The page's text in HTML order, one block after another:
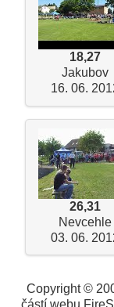
18,27
Jakubov
16. 06.
26,31
Nevcehle
03. 06.
Copyright ©
částí webu